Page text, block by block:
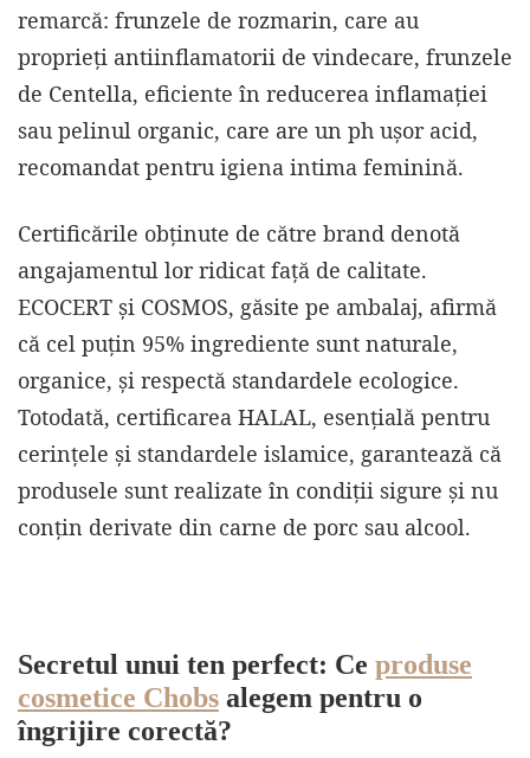
remarcă: frunzele de rozmarin, care au
proprieți antiinflamatorii de vindecare, frunzele
de Centella, eficiente în reducerea inflamației
sau pelinul organic, care are un ph ușor acid,
recomandat pentru igiena intima feminină.
Certificările obținute de către brand denotă
angajamentul lor ridicat față de calitate.
ECOCERT și COSMOS, găsite pe ambalaj, afirmă
că cel puțin 95% ingrediente sunt naturale,
organice, și respectă standardele ecologice.
Totodată, certificarea HALAL, esențială pentru
cerințele și standardele islamice, garantează că
produsele sunt realizate în condiții sigure și nu
conțin derivate din carne de porc sau alcool.
Secretul unui ten perfect: Ce produse
cosmetice Chobs alegem pentru o
îngrijire corectă?